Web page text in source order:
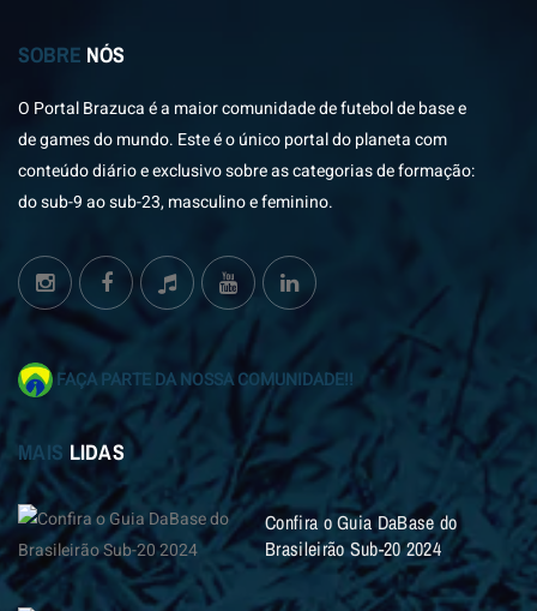
SOBRE NÓS
O Portal Brazuca é a maior comunidade de futebol de base e
de games do mundo. Este é o único portal do planeta com
conteúdo diário e exclusivo sobre as categorias de formação:
do sub-9 ao sub-23, masculino e feminino.
FAÇA PARTE DA NOSSA COMUNIDADE!!
MAIS LIDAS
Confira o Guia DaBase do
Brasileirão Sub-20 2024